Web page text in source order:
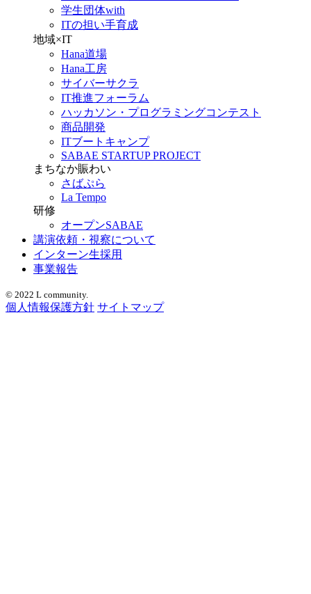
学生団体with
ITの担い手育成
地域×IT
Hana道場
Hana工房
サイバーサクラ
IT推進フォーラム
ハッカソン・プログラミングコンテスト
商品開発
ITブートキャンプ
SABAE STARTUP PROJECT
まちなか賑わい
さばぷら
La Tempo
研修
オープンSABAE
講演依頼・視察について
インターン生採用
事業報告
© 2022 L community.
個人情報保護方針 サイトマップ